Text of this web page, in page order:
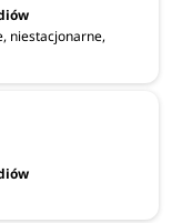
niestacjonarne,